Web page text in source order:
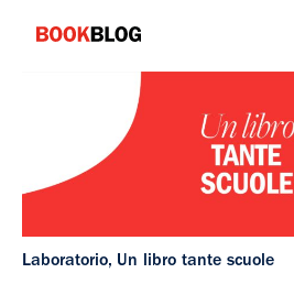
Bookblog
Laboratorio, Un libro tante scuole